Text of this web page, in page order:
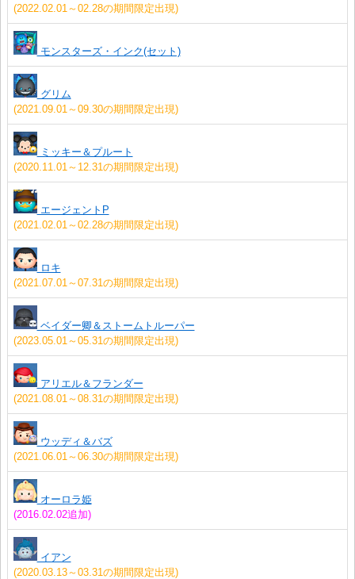
(2022.02.01～02.28の期間限定出現)
モンスターズ・インク(セット)
グリム
(2021.09.01～09.30の期間限定出現)
ミッキー＆プルート
(2020.11.01～12.31の期間限定出現)
エージェントP
(2021.02.01～02.28の期間限定出現)
ロキ
(2021.07.01～07.31の期間限定出現)
ベイダー卿＆ストームトルーパー
(2023.05.01～05.31の期間限定出現)
アリエル＆フランダー
(2021.08.01～08.31の期間限定出現)
ウッディ＆バズ
(2021.06.01～06.30の期間限定出現)
オーロラ姫
(2016.02.02追加)
イアン
(2020.03.13～03.31の期間限定出現)